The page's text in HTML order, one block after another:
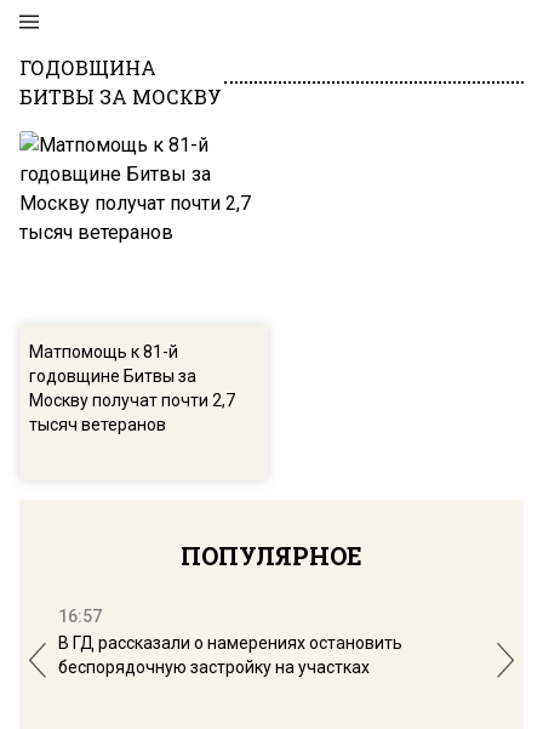
ГОДОВЩИНА
БИТВЫ ЗА МОСКВУ
Матпомощь к 81-й
годовщине Битвы за
Москву получат почти 2,7
тысяч ветеранов
ПОПУЛЯРНОЕ
16:57
В ГД рассказали о намерениях остановить
беспорядочную застройку на участках